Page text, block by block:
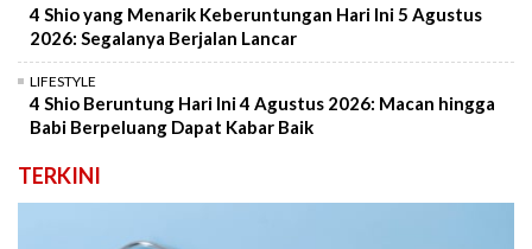
4 Shio yang Menarik Keberuntungan Hari Ini 5 Agustus
2026: Segalanya Berjalan Lancar
LIFESTYLE
4 Shio Beruntung Hari Ini 4 Agustus 2026: Macan hingga
Babi Berpeluang Dapat Kabar Baik
TERKINI